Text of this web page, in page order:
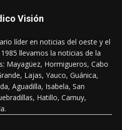
Visión
líder en noticias del oeste y el
llevamos la noticias de la
Mayagüez, Hormigueros, Cabo
Lajas, Yauco, Guánica,
Aguadilla, Isabela, San
Hatillo, Camuy,